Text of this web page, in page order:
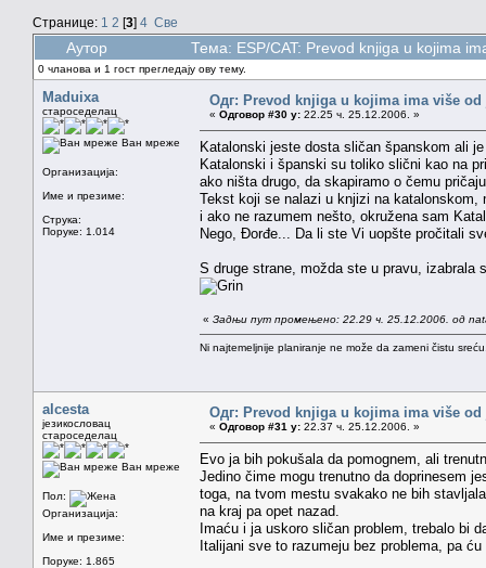
Странице: 1 2 [3] 4 Све
Аутор Тема: ESP/CAT: Prevod knjiga u kojima
0 чланова и 1 гост прегледају ову тему.
Maduixa
староседелац
Ван мреже
Организација:
Име и презиме:
Струка:
Поруке: 1.014
Одг: Prevod knjiga u kojima ima više
« Одговор #30 у: 22.25 ч. 25.12.2006. »
Katalonski jeste dosta sličan španskom ali
Katalonski i španski su toliko slični kao na
ako ništa drugo, da skapiramo o čemu
Tekst koji se nalazi u knjizi na katalonskom,
i ako ne razumem nešto, okružena sam
Nego, Đorđe... Da li ste Vi uopšte pročitali
S druge strane, možda ste u pravu, izabrala
« Задњи пут промењено: 22.29 ч. 25.12.2006. од
Ni najtemeljnije planiranje ne može da zameni čistu
alcesta
језикословац
староседелац
Ван мреже
Пол:
Организација:
Име и презиме:
Поруке: 1.865
Одг: Prevod knjiga u kojima ima više
« Одговор #31 у: 22.37 ч. 25.12.2006. »
Evo ja bih pokušala da pomognem, ali
Jedino čime mogu trenutno da doprinesem
toga, na tvom mestu svakako ne bih
na kraj pa opet nazad.
Imaću i ja uskoro sličan problem, trebalo bi
Italijani sve to razumeju bez problema, pa